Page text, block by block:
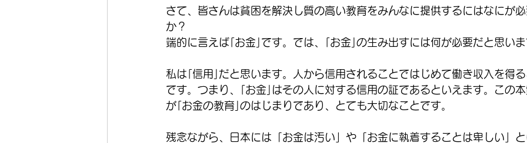
さて、皆さんは貧困を解決し質の高い教育をみんなに提供するにはなにが
か？
端的に言えば｢お金｣です。では、｢お金｣の生み出すには何が必要だと思いま
私は｢信用｣だと思います。人から信用されることではじめて働き収入を得
です。つまり、｢お金｣はその人に対する信用の証であるといえます。この
が｢お金の教育｣のはじまりであり、とても大切なことです。
残念ながら、日本には「お金は汚い」や「お金に執着することは卑しい」